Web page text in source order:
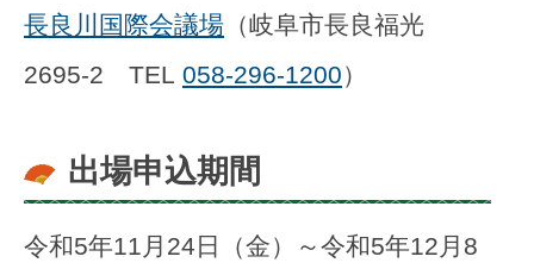
長良川国際会議場 （岐阜市長良福光
2695-2 TEL 058-296-1200）
出場申込期間
令和5年11月24日（金）～令和5年12月8